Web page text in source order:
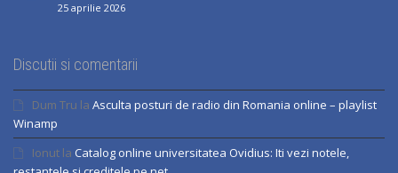
25 aprilie 2026
Discutii si comentarii
Dum Tru la Asculta posturi de radio din Romania online – playlist
Winamp
Ionut la Catalog online universitatea Ovidius: Iti vezi notele,